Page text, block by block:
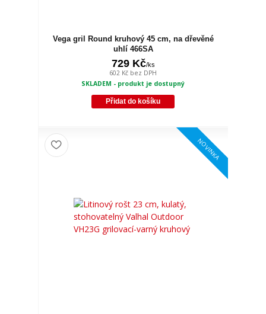
Vega gril Round kruhový 45 cm, na dřevěné
uhlí 466SA
729 Kč/ks
602 Kč bez DPH
SKLADEM - produkt je dostupný
Přidat do košíku
NOVINKA